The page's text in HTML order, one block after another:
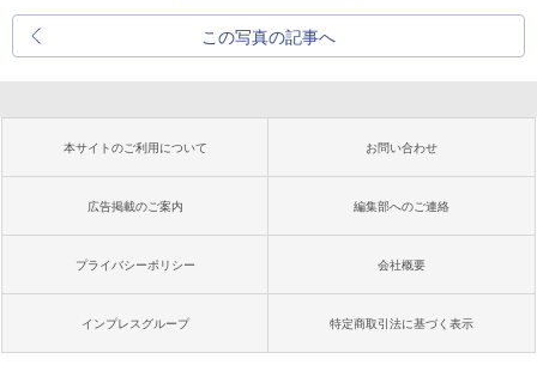
この写真の記事へ
本サイトのご利用について お問い合わせ
広告掲載のご案内 編集部へのご連絡
プライバシーポリシー 会社概要
インプレスグループ 特定商取引法に基づく表示